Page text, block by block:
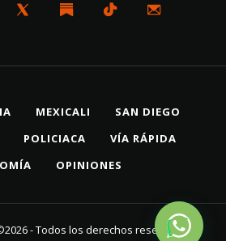
MEXICALI
SAN DIEGO
POLICIACA
VÍA RÁPIDA
OPINIONES
- Todos los derechos reservados